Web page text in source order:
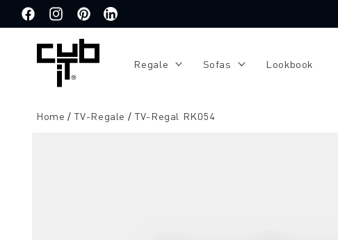
zum
Inhalt
FacebookInstagramPinterestTranslation
Regale Sofas Lookbook
Home TV-Regale TV-Regal RK054